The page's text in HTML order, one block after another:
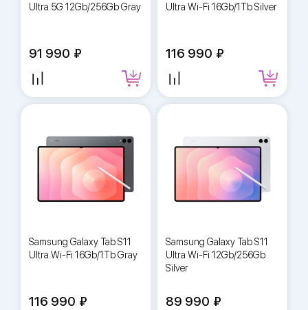
Ultra 5G 12Gb/256Gb Gray
91 990
Ultra Wi-Fi 16Gb/1Tb Silver
116 990
Samsung Galaxy Tab S11
Ultra Wi-Fi 16Gb/1Tb Gray
116 990
Samsung Galaxy Tab S11
Ultra Wi-Fi 12Gb/256Gb
Silver
89 990